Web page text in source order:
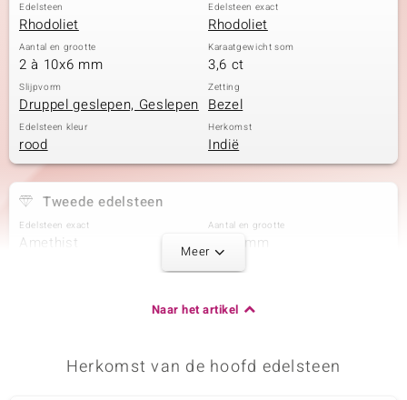
Edelsteen
Rhodoliet
Edelsteen exact
Rhodoliet
Aantal en grootte
2 à 10x6 mm
Karaatgewicht som
3,6 ct
Slijpvorm
Druppel geslepen, Geslepen
Zetting
Bezel
Edelsteen kleur
rood
Herkomst
Indië
Tweede edelsteen
Edelsteen exact
Amethist
Aantal en grootte
2 à 3 mm
Herkomst
Meer
Naar het artikel
Herkomst van de hoofd edelsteen